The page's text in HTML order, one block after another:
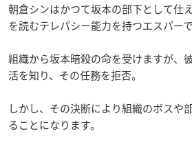
朝倉シンはかつて坂本の部下として仕
を読むテレパシー能力を持つエスパーで
組織から坂本暗殺の命を受けますが、
活を知り、その任務を拒否。
しかし、その決断により組織のボスや
ることになります。